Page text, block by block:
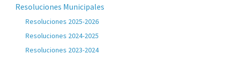
Resoluciones Municipales
Resoluciones 2025-2026
Resoluciones 2024-2025
Resoluciones 2023-2024